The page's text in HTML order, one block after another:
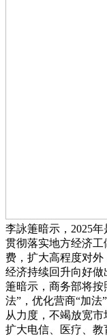
李詠箑暗示，2025
贯彻落实地方经济
费，扩大高程度对
经济持续回升向好做
箑暗示，商务部将
法”，优化营商“加
从力度，不竭放宽
扩大电信、医疗、